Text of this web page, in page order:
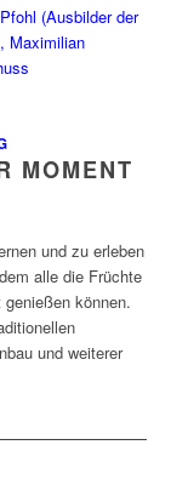
und zu erleben
alle die Früchte
können.
und weiterer